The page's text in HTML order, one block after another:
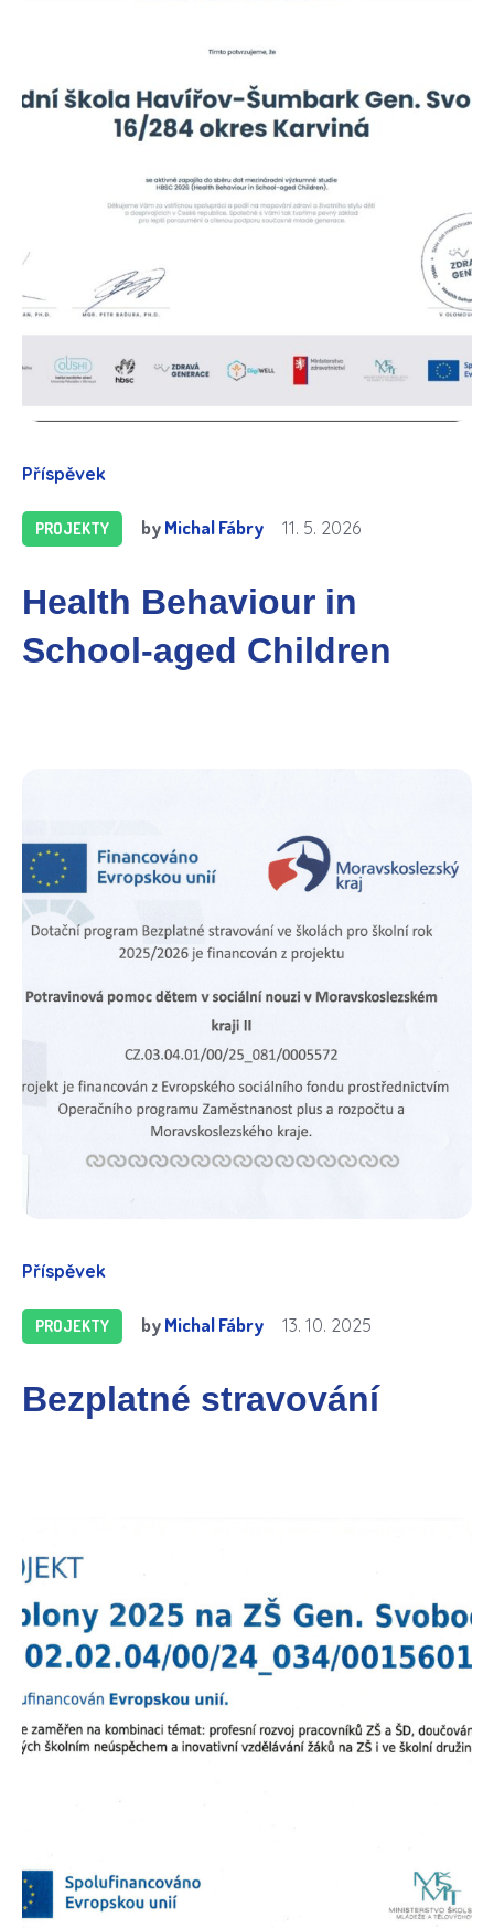
Příspěvek
PROJEKTY byMichal Fábry 11. 5. 2026
Health Behaviour in
School-aged Children
Příspěvek
PROJEKTY byMichal Fábry 13. 10. 2025
Bezplatné stravování